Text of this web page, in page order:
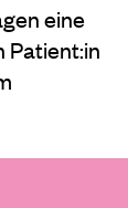
eine
Patient:in